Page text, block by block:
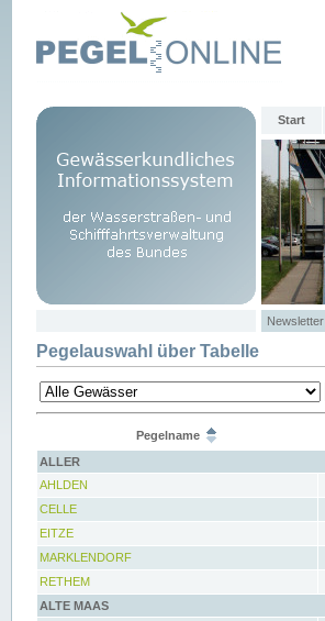
Start
Newsletter
Pegelauswahl über Tabelle
Pegelname
ALLER
AHLDEN
CELLE
EITZE
MARKLENDORF
RETHEM
ALTE MAAS